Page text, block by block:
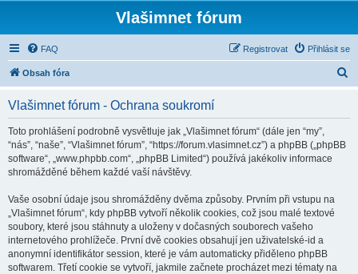
Vlašimnet fórum
FAQ Přihlásit se
Registrovat
Obsah fóra
Vlašimnet fórum - Ochrana soukromí
Toto prohlášení podrobně vysvětluje jak „Vlašimnet fórum“ (dále jen “my”,
“nás”, “naše”, “Vlašimnet fórum”, “https://forum.vlasimnet.cz”) a phpBB („phpBB
software“, „www.phpbb.com“, „phpBB Limited“) používá jakékoliv informace
shromážděné během každé vaší návštěvy.
Vaše osobní údaje jsou shromážděny dvěma způsoby. Prvním při vstupu na
„Vlašimnet fórum“, kdy phpBB vytvoří několik cookies, což jsou malé textové
soubory, které jsou stáhnuty a uloženy v dočasných souborech vašeho
internetového prohlížeče. První dvě cookies obsahují jen uživatelské-id a
anonymní identifikátor session, které je vám automaticky přiděleno phpBB
softwarem. Třetí cookie se vytvoří, jakmile začnete procházet mezi tématy na